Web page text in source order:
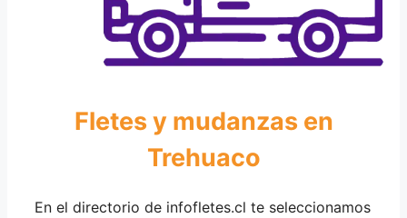
Fletes y mudanzas en
Trehuaco
En el directorio de infofletes.cl te seleccionamos